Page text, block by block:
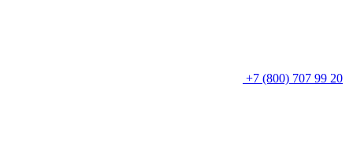
+7 (800) 707 99 20